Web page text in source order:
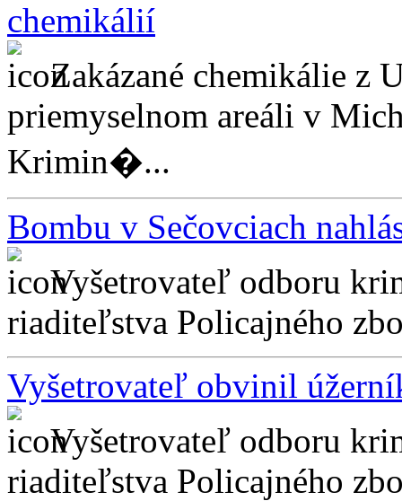
chemikálií
Zakázané chemikálie z
priemyselnom areáli v
Krimin�...
Bombu v Sečovciach
Vyšetrovateľ odboru
riaditeľstva Policajného
Vyšetrovateľ obvinil
Vyšetrovateľ odboru
riaditeľstva Policajného